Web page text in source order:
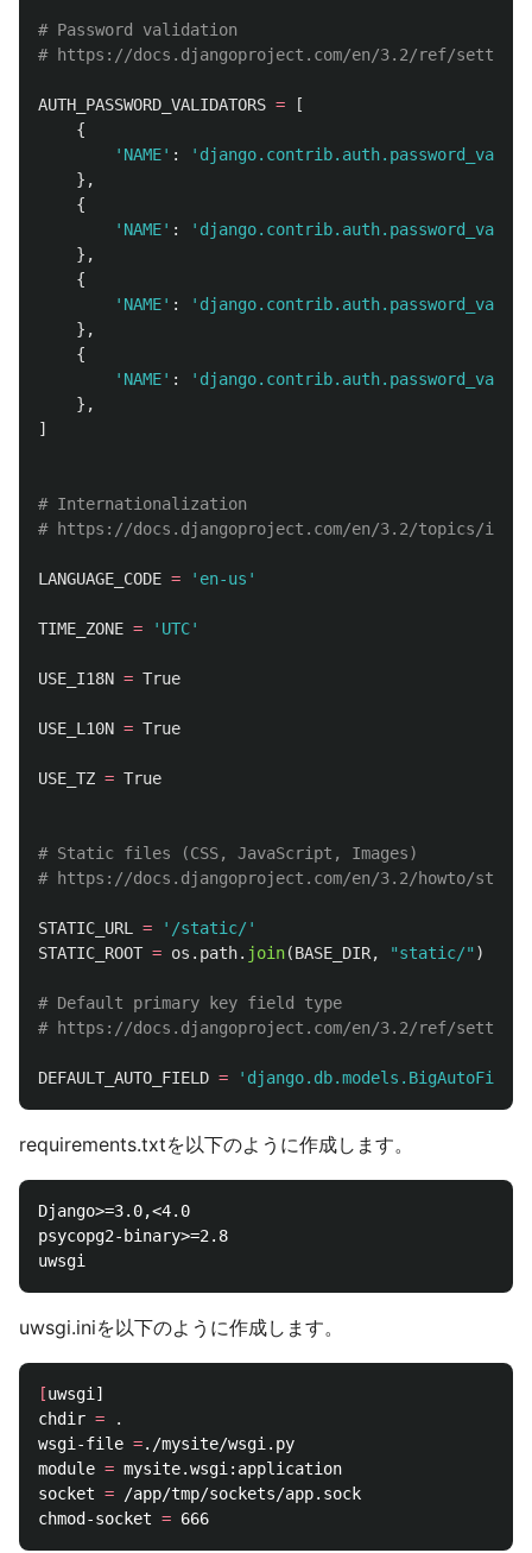
# Password validation
AUTH_PASSWORD_VALIDATORS =
[
{
' NAME' : '
},
{
' NAME' : '
},
{
' NAME' : '
},
{
' NAME' : '
},
]
# Internationalization
LANGUAGE_CODE = ' en-us '
TIME_ZONE = ' UTC'
USE_I18N = True
USE_L10N = True
USE_TZ = True
# Static files (CSS, JavaScript, Images)
STATIC_URL = ' /static/'
STATIC_ROOT = os . path. join(BASE_DIR, "static/" )
# Default primary key field type
DEFAULT_AUTO_FIELD = ' django.db.models.BigAutoField
requirements.txtを以下のように作成します。
Django>=3.0,<4.0
psycopg2-binary>=2.8
uwsgi.iniを以下のように作成します。
[uwsgi]
chdir =
.
wsgi-file =./mysite/wsgi.py
module = mysite.wsgi:application
socket = /app/tmp/sockets/app.sock
chmod-socket =